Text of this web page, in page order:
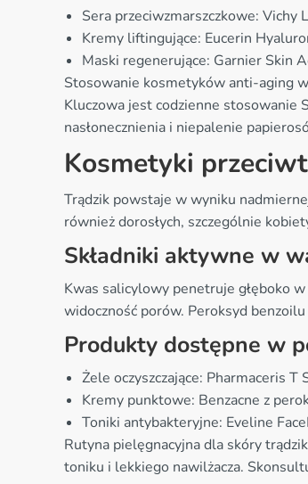
Sera przeciwzmarszczkowe:
Kremy liftingujące: Eucerin
Maski regenerujące: Garnier Skin
Stosowanie kosmetyków anti-aging
Kluczowa jest codzienne stosowanie
nasłonecznienia i niepalenie
Kosmetyki
Trądzik powstaje w wyniku
również dorosłych, szczególnie
Składniki aktywne w
Kwas salicylowy penetruje głęboko
widoczność porów. Peroksyd
Produkty dostępne w
Żele oczyszczające: Pharmaceris
Kremy punktowe: Benzacne z
Toniki antybakteryjne: Eveline
Rutyna pielęgnacyjna dla skóry
toniku i lekkiego nawilżacza.